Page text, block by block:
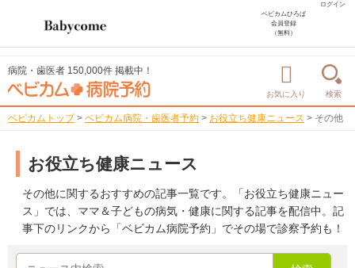
ログイン
ベビカムひろば
会員登録
（無料）
病院・歯医者 150,000件 掲載中！
お気に入り 検索
ベビカムトップ> ベビカム病院・歯医者予約 > お役立ち健康ニュース > その他
お役立ち健康ニュース
その他に関するおすすめの記事一覧です。「お役立ち健康ニュー
ス」では、ママ＆子どもの病気・健康に関する記事を配信中。記
事下のリンクから「ベビカム病院予約」でその場で診察予約も！